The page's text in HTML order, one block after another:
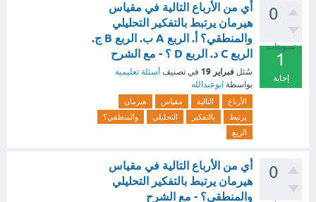
0
تصويتات
1
إجابة
أي من الأرباع التالية في مقياس
هيرمان يرتبط بالتفكير التحليلي
والمنطقي؟ أ. الربع A ب. الربع B ج.
الربع C د. الربع D ؟ - مع الشرح
سُئل فبراير 19 في تصنيف أسئلة تعليمية
بواسطة ابوعبدالله
الأرباع التالية مقياس
هيرمان
يرتبط
بالتفكير التحليلي
والمنطقي؟
الربع
0
أي من الأرباع التالية في مقياس
هيرمان يرتبط بالتفكير التحليلي
والمنطقي؟ - مع الشرح